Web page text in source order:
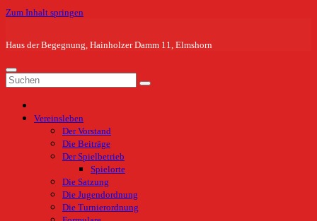
Zum Inhalt springen
Haus der Begegnung, Hainholzer Damm 11, Elmshorn
Vereinsleben
Der Vorstand
Die Beiträge
Der Spielbetrieb
Spielorte
Die Satzung
Die Jugendordnung
Die Turnierordnung